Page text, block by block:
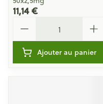
11,14 €
Ajouter au panier